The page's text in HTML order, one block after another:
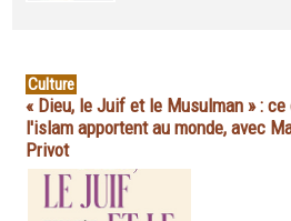
Culture
« Dieu, le Juif et le Musulman » :
l'islam apportent au monde, avec
Privot